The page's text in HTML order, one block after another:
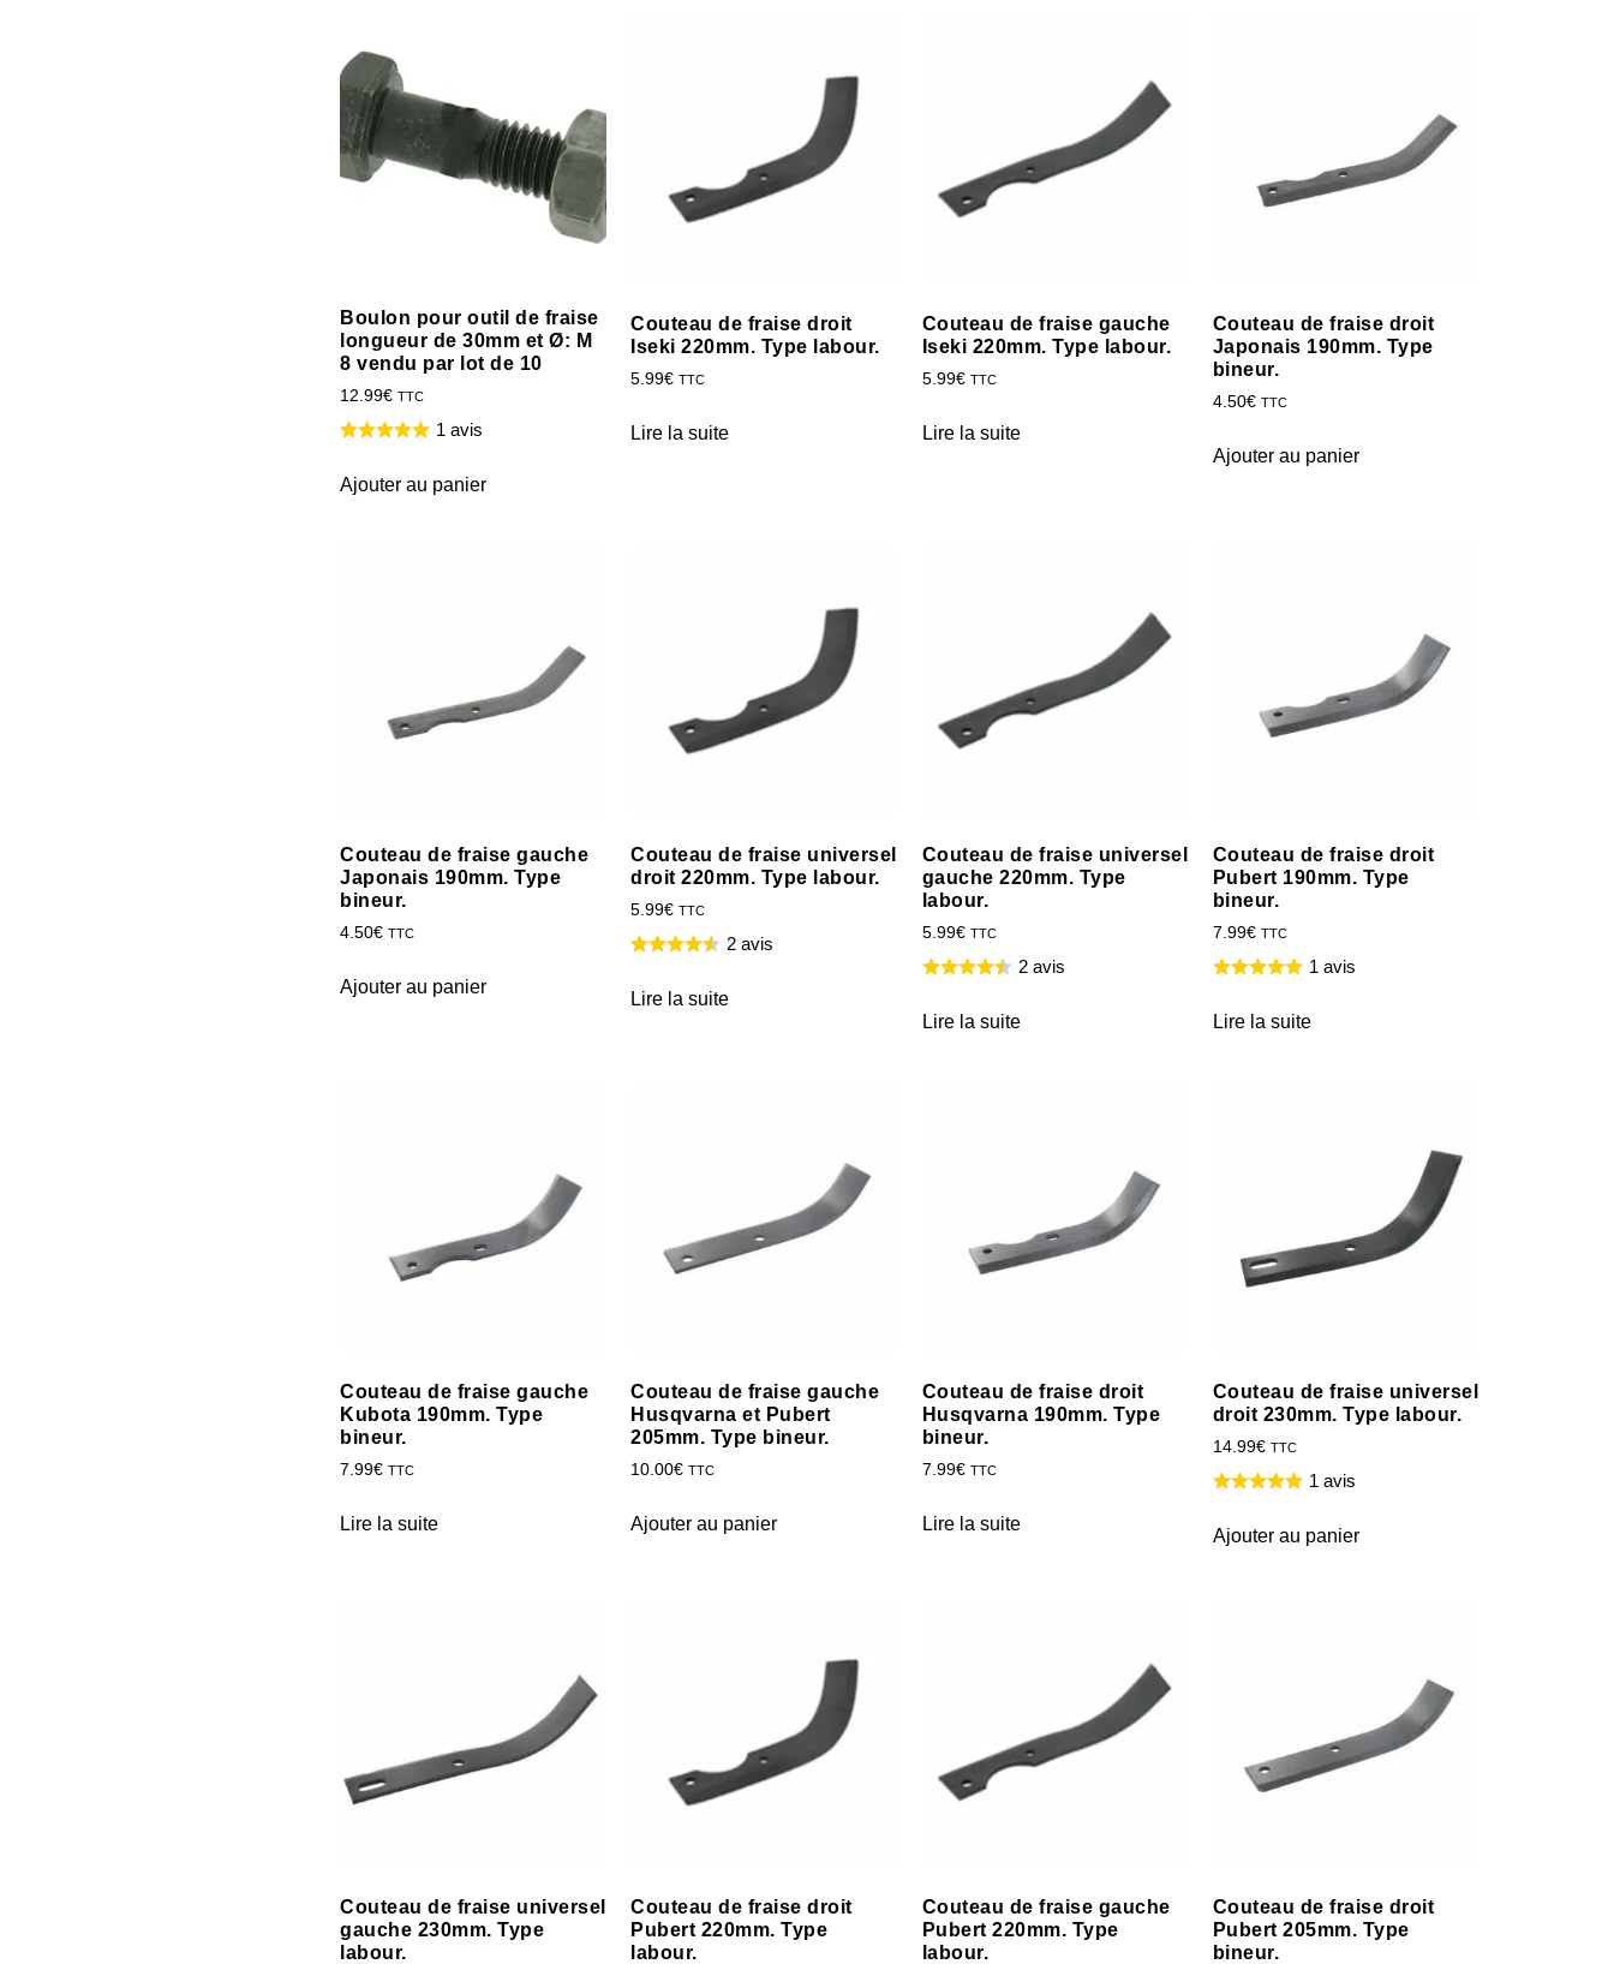
Boulon pour outil de fraise
longueur de 30mm et Ø: M
8 vendu par lot de 10
12.99€ TTC
1 avis
Ajouter au panier
Couteau de fraise droit
Iseki 220mm. Type labour.
5.99€ TTC
Lire la suite
Couteau de fraise gauche
Iseki 220mm. Type labour.
5.99€ TTC
Lire la suite
Couteau de fraise droit
Japonais 190mm. Type
bineur.
4.50€ TTC
Ajouter au panier
Couteau de fraise gauche
Japonais 190mm. Type
bineur.
4.50€ TTC
Ajouter au panier
Couteau de fraise universel
droit 220mm. Type labour.
5.99€ TTC
2 avis
Lire la suite
Couteau de fraise universel
gauche 220mm. Type
labour.
5.99€ TTC
2 avis
Lire la suite
Couteau de fraise droit
Pubert 190mm. Type
bineur.
7.99€ TTC
1 avis
Lire la suite
Couteau de fraise gauche
Kubota 190mm. Type
bineur.
7.99€ TTC
Lire la suite
Couteau de fraise gauche
Husqvarna et Pubert
205mm. Type bineur.
10.00€ TTC
Ajouter au panier
Couteau de fraise droit
Husqvarna 190mm. Type
bineur.
7.99€ TTC
Lire la suite
Couteau de fraise universel
droit 230mm. Type labour.
14.99€ TTC
1 avis
Ajouter au panier
Couteau de fraise universel
gauche 230mm. Type
labour.
Couteau de fraise droit
Pubert 220mm. Type
labour.
Couteau de fraise gauche
Pubert 220mm. Type
labour.
Couteau de fraise droit
Pubert 205mm. Type
bineur.